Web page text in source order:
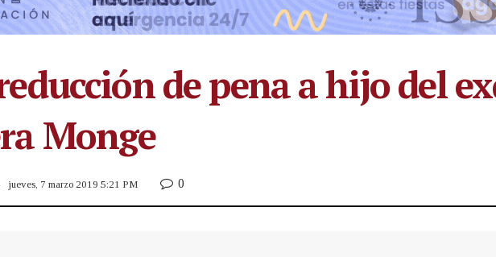
de pena a hijo del
Monge
jueves, 7 marzo 2019 5:21 PM 0